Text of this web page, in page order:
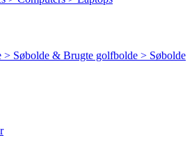
Søbolde & Brugte golfbolde > Søbolde